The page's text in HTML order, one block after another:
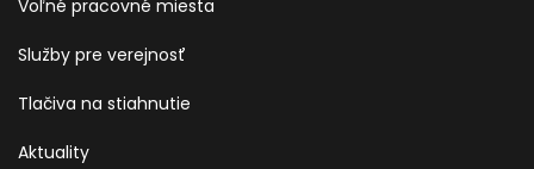
Voľné pracovné miesta
Služby pre verejnosť
Tlačiva na stiahnutie
Aktuality